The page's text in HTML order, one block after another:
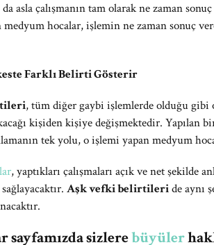
asla çalışmanın tam olarak ne zaman
medyum hocalar, işlemin ne zaman sonuç
Farklı Belirti Gösterir
, tüm diğer gaybi işlemlerde olduğu
kişiden kişiye değişmektedir. Yapılan
tek yolu, o işlemi yapan medyum
, yaptıkları çalışmaları açık ve net şekilde
Aşk vefki belirtileride aynı
sayfamızda sizlerebüyüler